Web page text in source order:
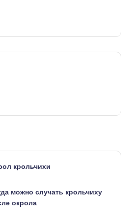
крольчихи
можно случать крольчиху
окрола